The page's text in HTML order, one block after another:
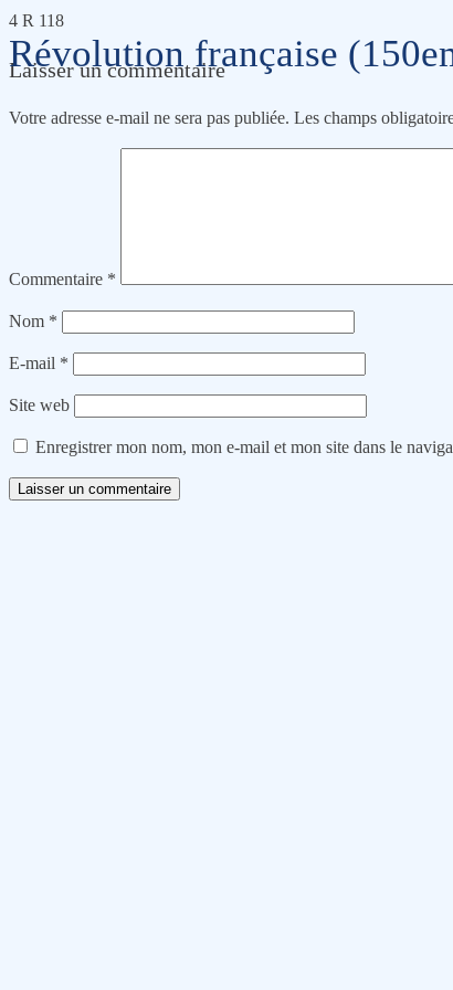
Révolution française
4 R 118
Laisser un commentaire
Votre adresse e-mail ne sera pas publiée. Les champs
Commentaire *
Nom *
E-mail *
Site web
Enregistrer mon nom, mon e-mail et mon site dans le